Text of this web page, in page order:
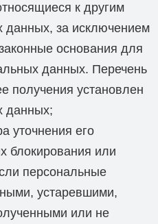
к другим
данных, за исключением
основания для
данных. Перечень
получения установлен
данных;
уточнения его
блокирования или
персональные
устаревшими,
или не